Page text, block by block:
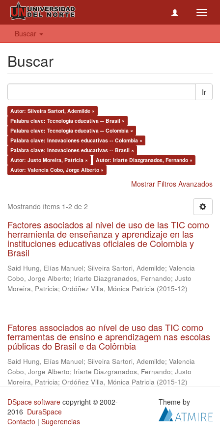
Buscar
Buscar
Ir
Autor: Silveira Sartori, Ademilde ×
Palabra clave: Tecnología educativa -- Brasil ×
Palabra clave: Tecnología educativa -- Colombia ×
Palabra clave: Innovaciones educativas -- Colombia ×
Palabra clave: Innovaciones educativas -- Brasil ×
Autor: Justo Moreira, Patricia ×
Autor: Iriarte Diazgranados, Fernando ×
Autor: Valencia Cobo, Jorge Alberto ×
Mostrar Filtros Avanzados
Mostrando ítems 1-2 de 2
Factores asociados al nivel de uso de las TIC como
herramienta de enseñanza y aprendizaje en las
instituciones educativas oficiales de Colombia y
Brasil
Said Hung, Elías Manuel; Silveira Sartori, Ademilde; Valencia
Cobo, Jorge Alberto; Iriarte Diazgranados, Fernando; Justo
Moreira, Patricia; Ordóñez Villa, Mónica Patricia (2015-12)
Fatores associados ao nível de uso das TIC como
ferramentas de ensino e aprendizagem nas escolas
públicas do Brasil e da Colômbia
Said Hung, Elías Manuel; Silveira Sartori, Ademilde; Valencia
Cobo, Jorge Alberto; Iriarte Diazgranados, Fernando; Justo
Moreira, Patricia; Ordóñez Villa, Mónica Patricia (2015-12)
DSpace software copyright © 2002-
2016 DuraSpace
Contacto | Sugerencias
Theme by